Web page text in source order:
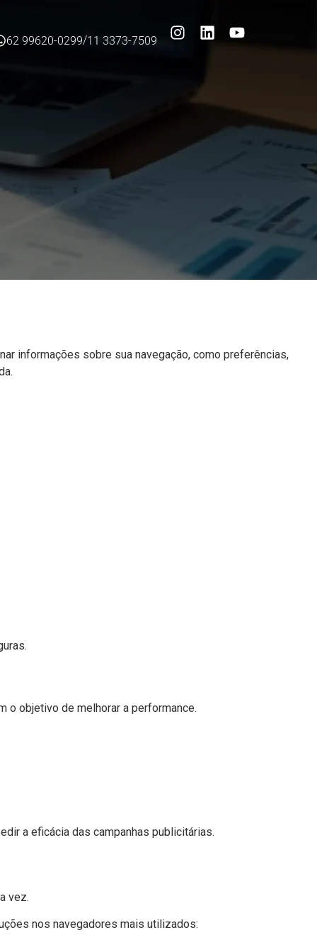
62 99620-0299/11 3373-7509
informações sobre sua navegação, como preferências,
o objetivo de melhorar a performance.
a eficácia das campanhas publicitárias.
vez.
nos navegadores mais utilizados: